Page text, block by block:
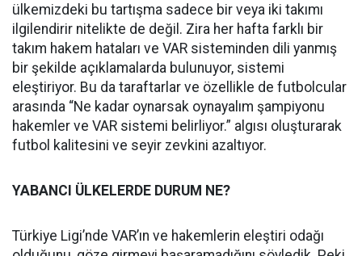
ülkemizdeki bu tartışma sadece bir veya iki takımı
ilgilendirir nitelikte de değil. Zira her hafta farklı bir
takım hakem hataları ve VAR sisteminden dili yanmış
bir şekilde açıklamalarda bulunuyor, sistemi
eleştiriyor. Bu da taraftarlar ve özellikle de futbolcular
arasında “Ne kadar oynarsak oynayalım şampiyonu
hakemler ve VAR sistemi belirliyor.” algısı oluşturarak
futbol kalitesini ve seyir zevkini azaltıyor.
YABANCI ÜLKELERDE DURUM NE?
Türkiye Ligi’nde VAR’ın ve hakemlerin eleştiri odağı